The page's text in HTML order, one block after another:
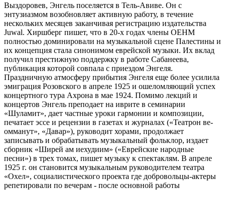
Выздоровев, Энгель поселяется в Тель-Авиве. Он с
энтузиазмом возобновляет активную работу, в течение
нескольких месяцев заканчивая регистрацию издательства
Juwal. Хиршберг пишет, что в 20-х годах члены ОЕНМ
полностью доминировали на музыкальной сцене Палестины и
их концепция стала синонимом еврейской музыки. Их вклад
получил престижную поддержку в работе Сабанеева,
публикация которой совпала с приездом Энгеля.
Праздничную атмосферу прибытия Энгеля еще более усилила
эмиграция Розовского в апреле 1925 и ошеломляющий успех
концертного тура Ахрона в мае 1924. Помимо лекций и
концертов Энгель преподает на иврите в семинарии
«Шуламит», дает частные уроки гармонии и композиции,
печатает эссе и рецензии в газетах и журналах («Театрон ве-
омманут», «Давар»), руководит хорами, продолжает
записывать и обрабатывать музыкальный фольклор, издает
сборник «Ширей ам иехудиим» («Еврейские народные
песни») в трех томах, пишет музыку к спектаклям. В апреле
1925 г. он становится музыкальным руководителем театра
«Охел», социалистического проекта где добровольцы-актеры
репетировали по вечерам - после основной работы